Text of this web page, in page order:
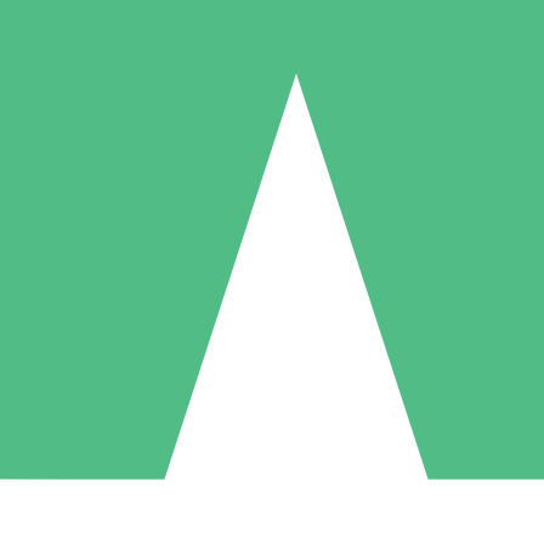
Individuella Kreditpaket
per användning med nedladdningskrediter. Inget månatligt åtagande
5 Nedladdningar
US$